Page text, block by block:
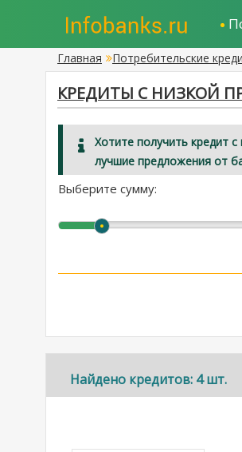
Главная Потребительские
КРЕДИТЫ С НИЗКОЙ
Хотите получить кредит
лучшие предложения от
Выберите сумму:
Найдено кредитов: 4 шт.